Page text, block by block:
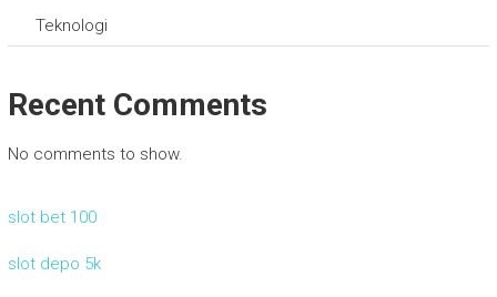
Teknologi
Recent Comments
No comments to show.
slot bet 100
slot depo 5k